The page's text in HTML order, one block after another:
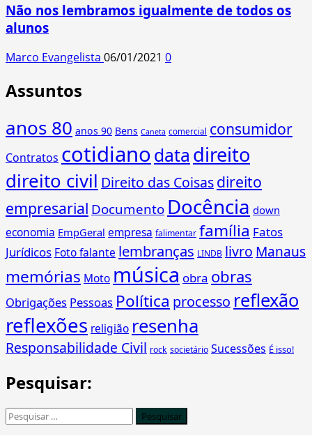
Não nos lembramos igualmente de todos os
alunos
Marco Evangelista 06/01/2021 0
Assuntos
anos 80 anos 90 Bens Caneta comercial consumidor
Contratos cotidianodata direito
direito civil Direito das Coisasdireito
empresarial Documento Docência down
economia EmpGeral empresa falimentar família Fatos
Jurídicos Foto falante lembranças LINDB livro Manaus
memórias Moto música obra obras
Obrigações Pessoas Política processo reflexão
reflexões religião resenha
Responsabilidade Civil rock societário Sucessões É isso!
Pesquisar:
Pesquisar